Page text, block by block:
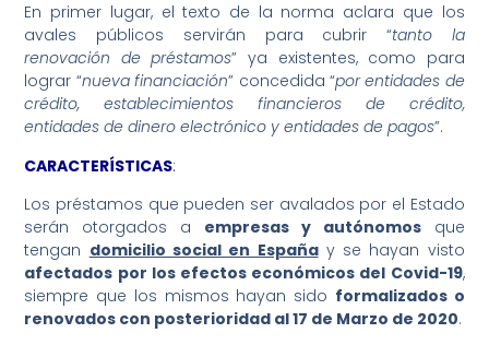
En primer lugar, el texto de la norma aclara que los
avales públicos servirán para cubrir “tanto la
renovación de préstamos” ya existentes, como para
lograr “nueva financiación” concedida “por entidades de
crédito, establecimientos financieros de crédito,
entidades de dinero electrónico y entidades de pagos”.
CARACTERÍSTICAS:
Los préstamos que pueden ser avalados por el Estado
serán otorgados a empresas y autónomosque
tengan domicilio social en Españay se hayan visto
afectados por los efectos económicos del Covid-19,
siempre que los mismos hayan sido formalizados o
renovados con posterioridad al 17 de Marzo de 2020.